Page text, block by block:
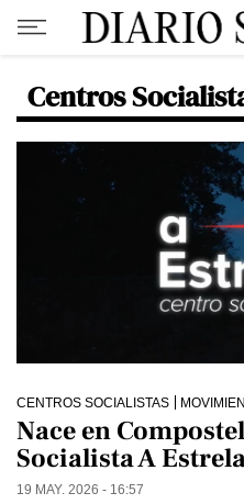
Centros
CENTROS SOCIALISTAS
Nace en
Socialista A
19 MAY. 2026 - 16:57